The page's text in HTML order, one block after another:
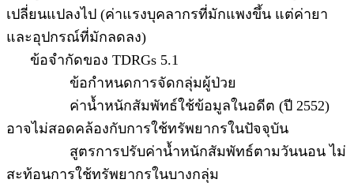
เปลี่ยนแปลงไป (ค่าแรงบุคลากรที่มักแพงขึ้น แต่ค่ายา
และอุปกรณ์ที่มักลดลง)
ข้อจำกัดของ TDRGs 5.1
ข้อกำหนดการจัดกลุ่มผู้ป่วย
ค่าน้ำหนักสัมพัทธ์ใช้ข้อมูลในอดีต (ปี 2552)
อาจไม่สอดคล้องกับการใช้ทรัพยากรในปัจจุบัน
สูตรการปรับค่าน้ำหนักสัมพัทธ์ตามวันนอน ไม่
สะท้อนการใช้ทรัพยากรในบางกลุ่ม